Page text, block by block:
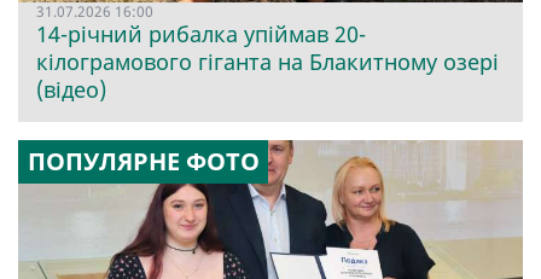
31.07.2026 16:00
14-річний рибалка упіймав 20-
кілограмового гіганта на Блакитному озері
(відео)
ПОПУЛЯРНЕ ФОТО